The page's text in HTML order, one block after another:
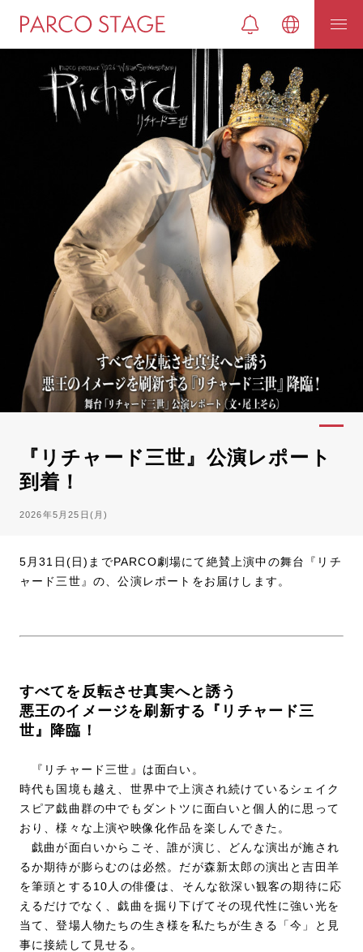
『リチャード三世』公演レポート
到着！
2026年5月25日(月)
5月31日(日)までPARCO劇場にて絶賛上演中の舞台『リチ
ャード三世』の、公演レポートをお届けします。
すべてを反転させ真実へと誘う
悪王のイメージを刷新する『リチャード三
世』降臨！
『リチャード三世』は面白い。
時代も国境も越え、世界中で上演され続けているシェイク
スピア戯曲群の中でもダントツに面白いと個人的に思って
おり、様々な上演や映像化作品を楽しんできた。
戯曲が面白いからこそ、誰が演じ、どんな演出が施され
るか期待が膨らむのは必然。だが森新太郎の演出と吉田羊
を筆頭とする10人の俳優は、そんな欲深い観客の期待に応
えるだけでなく、戯曲を掘り下げてその現代性に強い光を
当て、登場人物たちの生き様を私たちが生きる「今」と見
事に接続して見せる。